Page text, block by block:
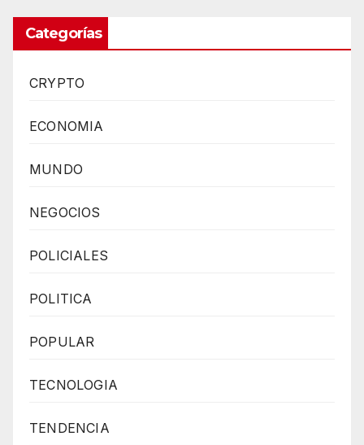
Categorías
CRYPTO
ECONOMIA
MUNDO
NEGOCIOS
POLICIALES
POLITICA
POPULAR
TECNOLOGIA
TENDENCIA